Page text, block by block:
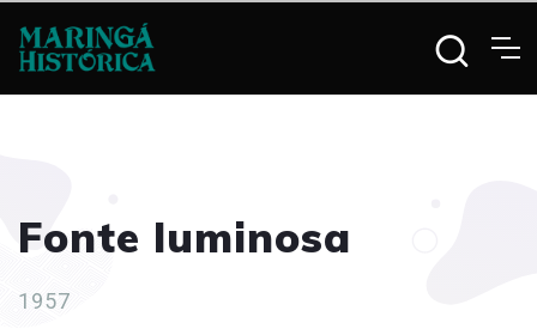
Fonte luminosa
1957